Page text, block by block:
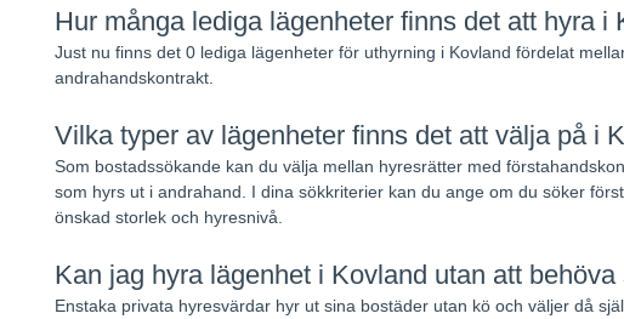
Hur många lediga lägenheter finns det att hyra i
Just nu finns det 0 lediga lägenheter för uthyrning i Kovland fördelat
andrahandskontrakt.
Vilka typer av lägenheter finns det att välja på i
Som bostadssökande kan du välja mellan hyresrätter med
som hyrs ut i andrahand. I dina sökkriterier kan du ange om du söker
önskad storlek och hyresnivå.
Kan jag hyra lägenhet i Kovland utan att behöva
Enstaka privata hyresvärdar hyr ut sina bostäder utan kö och väljer då